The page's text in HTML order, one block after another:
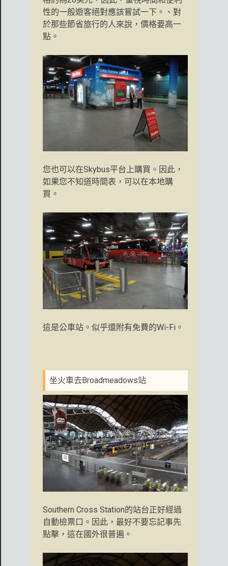
性的一般遊客絕對應該嘗試一下。、對
於那些節省旅行的人來說，價格要高一
點。
您也可以在Skybus平台上購買。因此，
如果您不知道時間表，可以在本地購
買。
這是公車站。似乎還附有免費的Wi-Fi。
坐火車去Broadmeadows站
Southern Cross Station的站台正好經過
自動檢票口。因此，最好不要忘記事先
點擊，這在國外很普遍。